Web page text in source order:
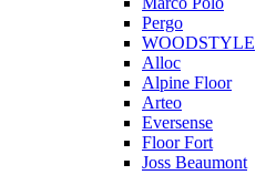
Pergo
WOODSTYLE
Alloc
Alpine Floor
Arteo
Eversense
Floor Fort
Joss Beaumont